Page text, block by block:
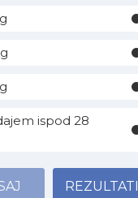
ispod 28
REZULTATI